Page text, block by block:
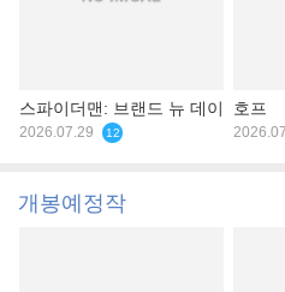
스파이더맨: 브랜드 뉴 데이
2026.07.29 12
호프
개봉예정작